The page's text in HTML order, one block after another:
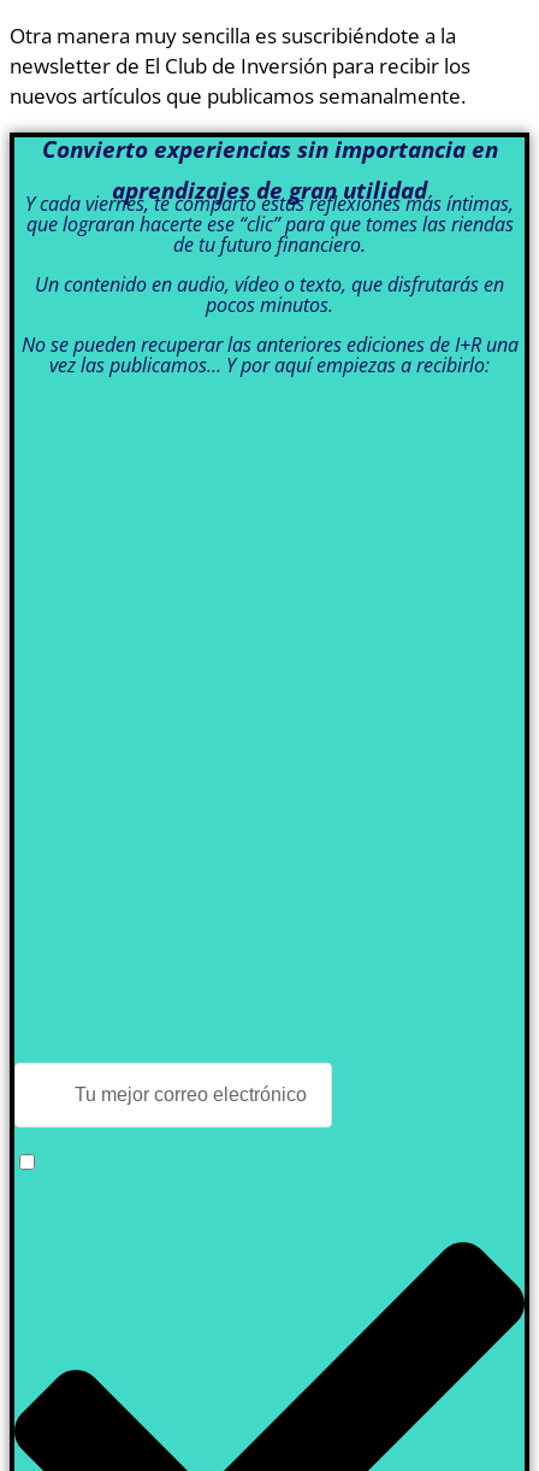
Otra manera muy sencilla es suscribiéndote a la
newsletter de El Club de Inversión para recibir los
nuevos artículos que publicamos semanalmente.
Convierto experiencias sin importancia en
aprendizajes de gran utilidad
Y cada viernes, te comparto estas reflexiones más íntimas,
que lograran hacerte ese “clic” para que tomes las riendas
de tu futuro financiero.
Un contenido en audio, vídeo o texto, que disfrutarás en
pocos minutos.
No se pueden recuperar las anteriores ediciones de I+R una
vez las publicamos… Y por aquí empiezas a recibirlo: